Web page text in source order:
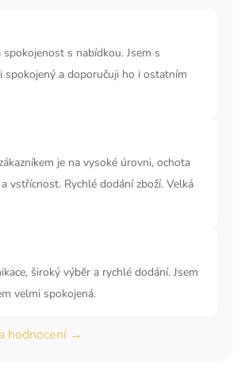
spokojenost s nabídkou. Jsem s
spokojený a doporučuji ho i ostatním
je na vysoké úrovni, ochota
vstřícnost. Rychlé dodání zboží. Velká
široký výběr a rychlé dodání. Jsem
velmi spokojená.
hodnocení →